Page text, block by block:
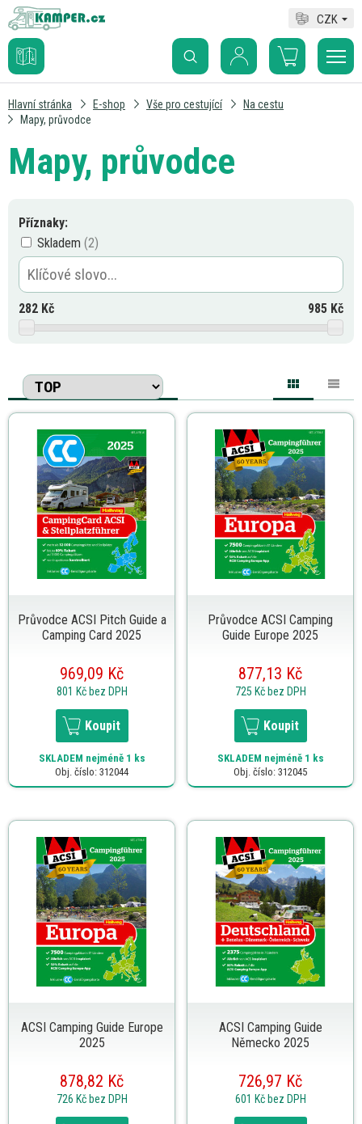
CZK
Hlavní stránka E-shop Vše pro cestující
Na cestu
Mapy, průvodce
Mapy, průvodce
Příznaky:
Skladem
282 Kč 985 Kč
Průvodce ACSI Pitch Guide a
Camping Card 2025
969,09 Kč
801 Kč bez DPH
Koupit
SKLADEM nejméně 1 ks
Obj. číslo: 312044
Průvodce ACSI Camping
Guide Europe 2025
877,13 Kč
725 Kč bez DPH
Koupit
SKLADEM nejméně 1 ks
Obj. číslo: 312045
ACSI Camping Guide Europe
2025
878,82 Kč
726 Kč bez DPH
ACSI Camping Guide
Německo 2025
726,97 Kč
601 Kč bez DPH